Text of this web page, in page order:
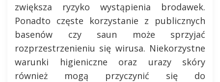
zwiększa ryzyko wystąpienia brodawek.
Ponadto częste korzystanie z publicznych
basenów czy saun może sprzyjać
rozprzestrzenieniu się wirusa. Niekorzystne
warunki higieniczne oraz urazy skóry
również mogą przyczynić się do